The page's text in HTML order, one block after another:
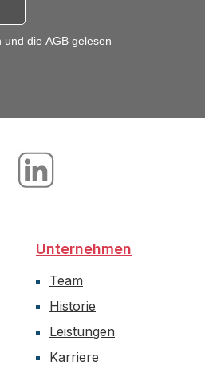
und die AGBgelesen
Unternehmen
Team
Historie
Leistungen
Karriere